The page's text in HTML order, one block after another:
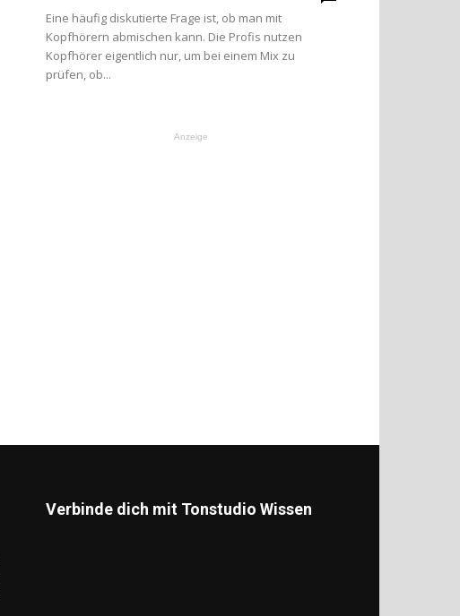
Eine häufig diskutierte Frage ist, ob man mit
Kopfhörern abmischen kann. Die Profis nutzen
Kopfhörer eigentlich nur, um bei einem Mix zu
prüfen, ob...
Anzeige
Verbinde dich mit Tonstudio Wissen